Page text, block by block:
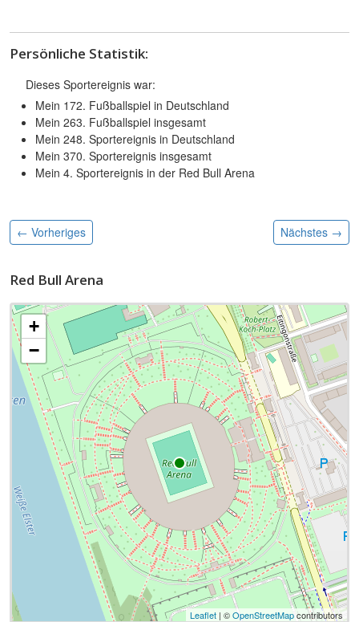
Persönliche Statistik:
Dieses Sportereignis war:
Mein 172. Fußballspiel in Deutschland
Mein 263. Fußballspiel insgesamt
Mein 248. Sportereignis in Deutschland
Mein 370. Sportereignis insgesamt
Mein 4. Sportereignis in der Red Bull Arena
← Vorheriges Nächstes →
Red Bull Arena
+
−
Leaflet | ©OpenStreetMapcontributors